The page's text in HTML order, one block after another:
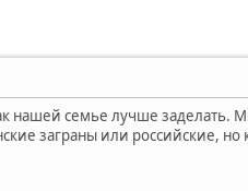
нашей семье лучше заделать.
заграны или российские,